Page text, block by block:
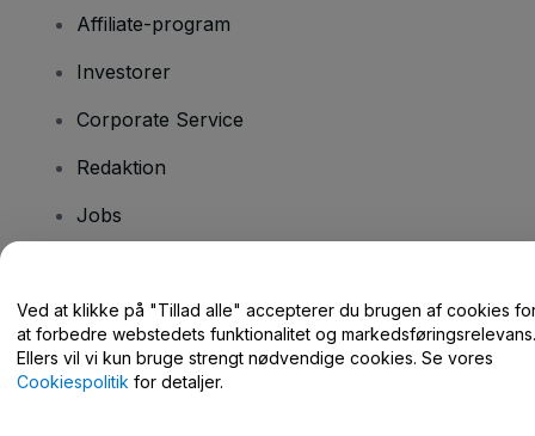
Affiliate-program
Investorer
Corporate Service
Redaktion
Jobs
Har du spørgsmål?
Hjælpecenter / Kontakt os
Ved at klikke på "Tillad alle" accepterer du brugen af cookies
at forbedre webstedets funktionalitet og markedsføringsrelevans.
Ellers vil vi kun bruge strengt nødvendige cookies. Se vores
Cookiespolitik for detaljer.